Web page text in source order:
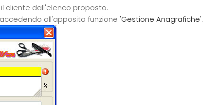
cliente dall'elenco proposto.
all'apposita funzione 'Gestione Anagrafiche'.